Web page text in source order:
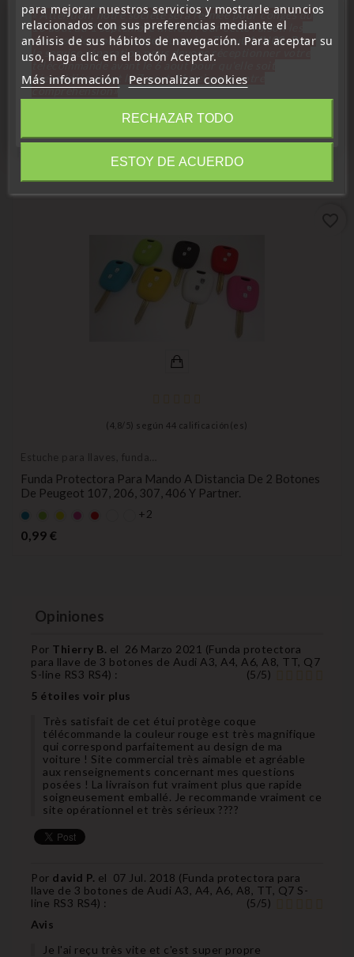
name
Los Clientes Que Compraron Este
( 4,8/ 5) según44 calificación(es)
Estuche para llaves, funda
Funda Protectora Para Mando A Distancia De 2 Botones
De Peugeot 107, 206, 307, 406 Y Partner.
Default
empty
name
Default
empty
name
AMARILLO
DefaultDefault
+2
0,99 €
Opiniones
Por Thierry B. el 26 Marzo 2021 (Funda protectora
para llave de 3 botones de Audi A3, A4, A6, A8, TT, Q7
S-line RS3 RS4) : (5/5)
5 étoiles voir plus
Très satisfait de cet étui protège coque
télécommande la couleur rouge est très magnifique
qui correspond parfaitement au design de ma
voiture ! Site commercial très aimable et agréable
aux renseignements concernant mes questions
posées ! La livraison fut vraiment plus que rapide
soigneusement emballé. Je recommande vraiment ce
site opérationnel et très sérieux ????
Por david P. el 07 Jul. 2018 (Funda protectora para
llave de 3 botones de Audi A3, A4, A6, A8, TT, Q7 S-
line RS3 RS4) : (5/5)
Avis
Je l'ai reçu très vite et c'est super propre
para mejorar nuestros servicios y mostrarle anuncios
relacionados con sus preferencias mediante el
análisis de sus hábitos de navegación. Para aceptar su
uso, haga clic en el botón Aceptar.
Más información Personalizar cookies
RECHAZAR TODO
ESTOY DE ACUERDO
« Attention, notre société sera fermée pour congés du
10 aout au 1 septembre inclus. Pour cette raison les
commandes sont traitées jusqu'au 7 aout
14H00. Pour
le service réparation nous devons réceptionner votre
télécommande avant le 6 aout pour qu'elle soit
réexpédiée avant le 7 aout. Merci pour votre
compréhension»
Cerrar
Information